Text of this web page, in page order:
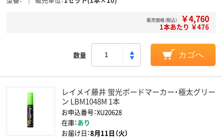
販売価格（税込） ￥4,760
1本あたり ￥476
数量 カゴへ
レイメイ藤井 蛍光ボードマーカー・極太グリー
ン LBM1048M 1本
お申込番号：XU20628
在庫：あり
お届け日：8月11日（火）